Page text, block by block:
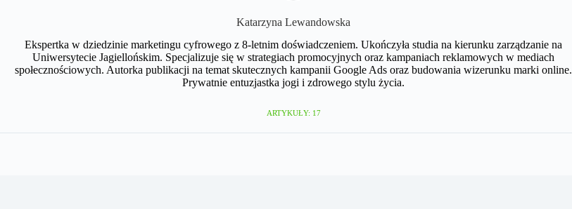
Katarzyna Lewandowska
Ekspertka w dziedzinie marketingu cyfrowego z 8-letnim doświadczeniem. Ukończyła studia na kierunku zarządzanie na
Uniwersytecie Jagiellońskim. Specjalizuje się w strategiach promocyjnych oraz kampaniach reklamowych w mediach
społecznościowych. Autorka publikacji na temat skutecznych kampanii Google Ads oraz budowania wizerunku marki online.
Prywatnie entuzjastka jogi i zdrowego stylu życia.​
ARTYKUŁY: 17